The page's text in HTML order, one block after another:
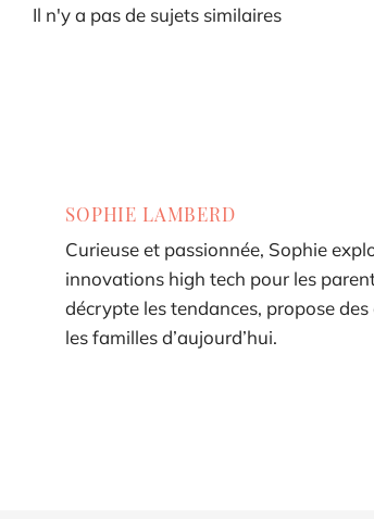
Il n'y a pas de sujets similaires
SOPHIE LAMBERD
Curieuse et passionnée, Sophie
innovations high tech pour les
décrypte les tendances, propose
les familles d’aujourd’hui.